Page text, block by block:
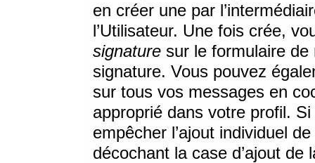
en créer une par
l’Utilisateur. Une fois crée,
signature sur le formulaire de
signature. Vous pouvez
sur tous vos messages en
approprié dans votre profil.
empêcher l’ajout individuel
décochant la case d’ajout